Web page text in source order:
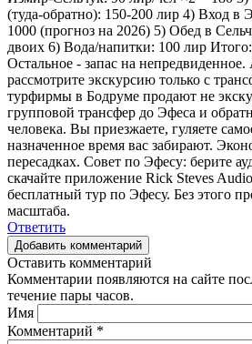
(туда-обратно): 150-200 лир 4) Вход в
1000 (прогноз на 2026) 5) Обед в
двоих 6) Вода/напитки: 100 лир
Остальное - запас на непредвиденное.
рассмотрите экскурсию только с
турфирмы в Бодруме продают не
групповой трансфер до Эфеса и
человека. Вы приезжаете, гуляете
назначенное время вас забирают.
пересадках. Совет по Эфесу: берите
скачайте приложение Rick Steves
бесплатный тур по Эфесу. Без этого
масштаба.
Ответить
Добавить комментарий
Оставить комментарий
Комментарии появляются на сайте
течение пары часов.
Имя
Комментарий *